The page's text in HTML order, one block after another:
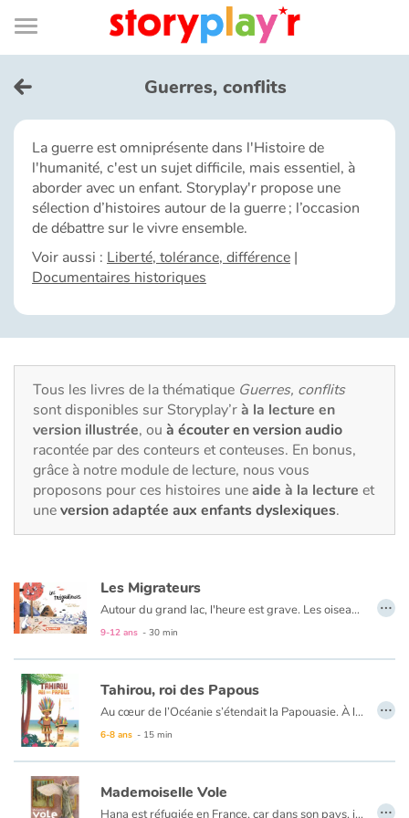
Connexion
Bibliothèque
de
page
Menu
Je me connecte
Tester gratuitement
Bibliothèque
Prix
Fable, mythe, littérature et poésie
Princesses et princes, rois, reines et dragons
Ogres, monstres et sorcières
Écologie, nature, saisons
Voyage, épopée, enquête, aventure
Autour du monde
Apprentissage
Guerres, conflits
La guerre est omniprésente dans l'Histoire de
l'humanité, c'est un sujet difficile, mais essentiel, à
aborder avec un enfant. Storyplay'r propose une
sélection d’histoires autour de la guerre ; l’occasion
de débattre sur le vivre ensemble.
Voir aussi : Liberté, tolérance, différence |
Documentaires historiques
Tous les livres de la thématique Guerres, conflits
sont disponibles sur Storyplay’rà la lecture en
version illustrée, ou à écouter en version audio
racontée par des conteurs et conteuses. En bonus,
grâce à notre module de lecture, nous vous
proposons pour ces histoires uneaide à la lecture et
uneversion adaptée aux enfants dyslexiques.
Les Migrateurs
Autour du grand lac, l'heure est grave. Les oiseaux de malheur ont déjà envahi une partie du pays, imposant leurs terribles lois. Jojo et Jolie deux jeunes oisillons, doivent fuir, en laissant leurs parents derrière eux. Sans autre choix que celui de s'en remettre à des outrepasseurs malhonnêtes, il leur faudra affronter bien des périls et se construire une nouvelle vie ! Un roman graphique émouvant, des illustrations justes et touchantes.
9-12 ans - 30 min
…
Tahirou, roi des Papous
Au cœur de l’Océanie s’étendait la Papouasie. À l’ombre de son épaisse forêt, le village du jeune Tahirou vivait en parfaite harmonie. Jamais une querelle, jamais un conflit jusqu’au jour où de terribles pirates débarquèrent sur son île…
6-8 ans - 15 min
…
Mademoiselle Vole
Hana est réfugiée en France, car dans son pays, il y a la guerre. La nuit, elle dort, avec sa maman, dans un musée, tout près de « Mademoiselle Vole ». Mais ça, il ne faut pas le dire, c'est un secret. Jusqu'au jour où... …